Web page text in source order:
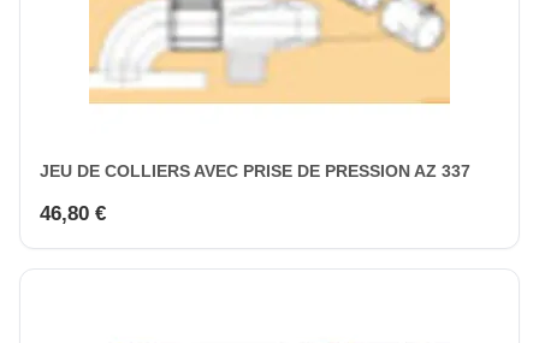
JEU DE COLLIERS AVEC PRISE DE PRESSION AZ 337
46,80 €